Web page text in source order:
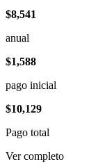
$8,541
anual
$1,588
pago inicial
$10,129
Pago total
Ver completo